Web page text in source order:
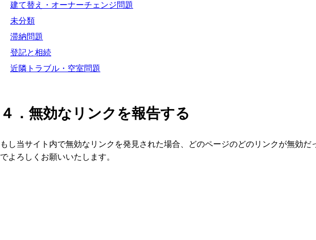
建て替え・オーナーチェンジ問題
未分類
滞納問題
登記と相続
近隣トラブル・空室問題
４．無効なリンクを報告する
もし当サイト内で無効なリンクを発見された場合、どのページのどのリンクが無効
でよろしくお願いいたします。